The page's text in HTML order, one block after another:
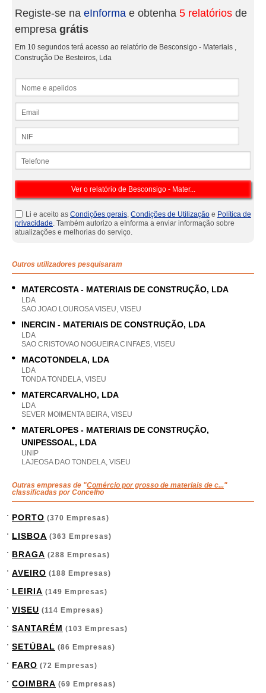
Registe-se na eInforma e obtenha 5 relatórios de
empresa grátis
Em 10 segundos terá acesso ao relatório de Besconsigo - Materiais ,
Construção De Besteiros, Lda
Li e aceito as Condições gerais, Condições de Utilização e Política de
privacidade. Também autorizo a eInforma a enviar informação sobre
atualizações e melhorias do serviço.
Outros utilizadores pesquisaram
MATERCOSTA - MATERIAIS DE CONSTRUÇÃO, LDA
LDA
SAO JOAO LOUROSA VISEU, VISEU
INERCIN - MATERIAIS DE CONSTRUÇÃO, LDA
LDA
SAO CRISTOVAO NOGUEIRA CINFAES, VISEU
MACOTONDELA, LDA
LDA
TONDA TONDELA, VISEU
MATERCARVALHO, LDA
LDA
SEVER MOIMENTA BEIRA, VISEU
MATERLOPES - MATERIAIS DE CONSTRUÇÃO,
UNIPESSOAL, LDA
UNIP
LAJEOSA DAO TONDELA, VISEU
Outras empresas de "Comércio por grosso de materiais de c..."
classificadas por Concelho
PORTO (370 Empresas)
LISBOA (363 Empresas)
BRAGA (288 Empresas)
AVEIRO (188 Empresas)
LEIRIA (149 Empresas)
VISEU (114 Empresas)
SANTARÉM (103 Empresas)
SETÚBAL (86 Empresas)
FARO (72 Empresas)
COIMBRA (69 Empresas)